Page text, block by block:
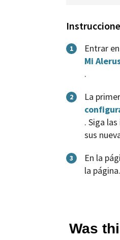
1
Entrar en
Mi
.
2
La
. Siga
sus
3 En la
la página.